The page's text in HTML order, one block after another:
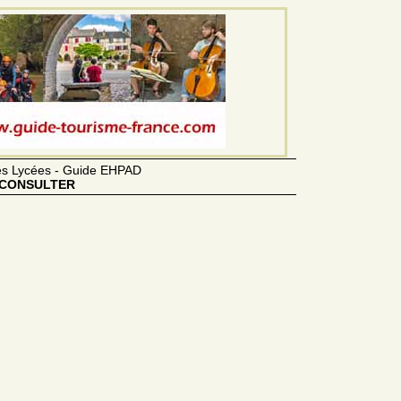
Lycées - Guide EHPAD